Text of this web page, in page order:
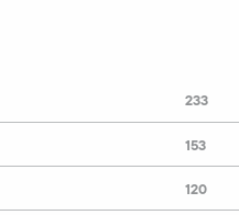
233
153
120